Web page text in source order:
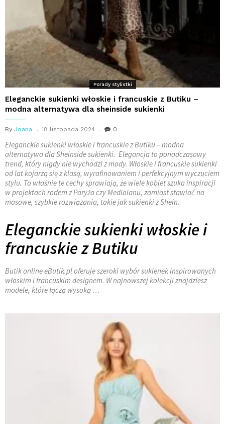
Porady stylistki
Eleganckie sukienki włoskie i francuskie z Butiku –
modna alternatywa dla sheinside sukienki
By Joana 18 listopada 2024 0
Eleganckie sukienki włoskie i francuskie z Butiku – modna
alternatywa dla Sheinside sukienki. Elegancja to ponadczasowy
trend, który nigdy nie wychodzi z mody. Włoskie i francuskie sukienki
od lat kojarzą się z klasą, wyrafinowaniem i perfekcyjnym wyczuciem
stylu. To właśnie te cechy sprawiają, że wiele kobiet szuka inspiracji
w projektach rodem z Paryża czy Mediolanu, zamiast stawiać na
masowe, szybkie rozwiązania, takie jak sukienki z Shein.
Eleganckie sukienki włoskie i
francuskie z Butiku
Butik online eButik.pl oferuje szeroki wybór sukienek inspirowanych
włoskim i francuskim designem. W najnowszej kolekcji znajdziesz
modele, które łączą wysoką …